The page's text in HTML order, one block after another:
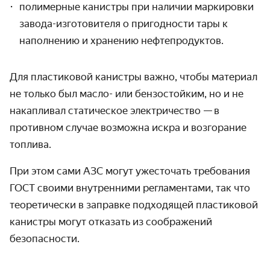
полимерные канистры при наличии маркировки
завода-изготовителя о пригодности тары к
наполнению и хранению нефтепродуктов.
Для пластиковой канистры важно, чтобы материал
не только был масло- или бензостойким, но и не
накапливал статическое электричество — в
противном случае возможна искра и возгорание
топлива.
При этом сами АЗС могут ужесточать требования
ГОСТ своими внутренними регламентами, так что
теоретически в заправке подходящей пластиковой
канистры могут отказать из соображений
безопасности.